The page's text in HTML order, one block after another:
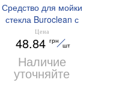
Средство для мойки
стекла Buroclean с
распылителем 500мл
морская свежесть
10700601
Цена
48.84 грн
шт
Наличие
уточняйте